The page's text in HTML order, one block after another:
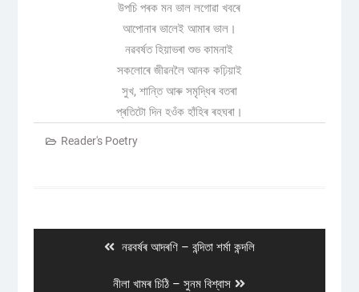
উপচি পৰক মন ভাল লগোৱা খবৰে
আপোনাৰ ভালেই আমাৰ ভাল।
নৱবৰ্ষত হিয়াভৰা শুভ কামনাই
সকলোৰে জীৱনলৈ আনক কঢ়িয়াই
সুখ, শান্তি আৰু সমৃদ্ধিৰ বতৰা
প্ৰতিটো দিন হওঁক হাঁহিৰ ৰহঘৰা।
Reader's Poetry
Previous
নৱবৰ্ষৰ আদৰণি – বন্দিতা শৰ্মা কন্দলি
Next
নীলা খামৰ চিঠি – সুনম বিশ্বাস